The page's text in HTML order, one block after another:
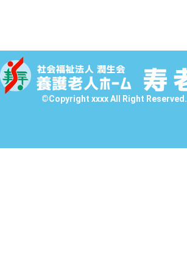
©Copyright xxxx All Right Reserved.